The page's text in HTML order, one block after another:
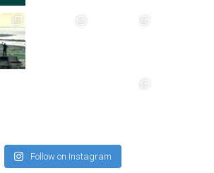
Follow on Instagram